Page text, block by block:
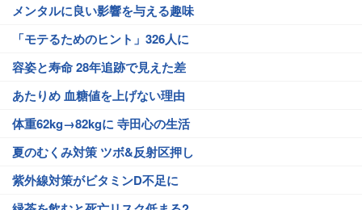
メンタルに良い影響を与える趣味
「モテるためのヒント」326人に
容姿と寿命 28年追跡で見えた差
あたりめ 血糖値を上げない理由
体重62kg→82kgに 寺田心の生活
夏のむくみ対策 ツボ&反射区押し
紫外線対策がビタミンD不足に